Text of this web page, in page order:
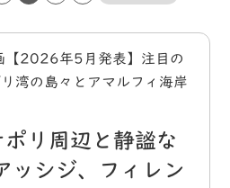
【2026年5月発表】注目の
湾の島々とアマルフィ海岸
ポリ周辺と静謐な
ッシジ、フィレン